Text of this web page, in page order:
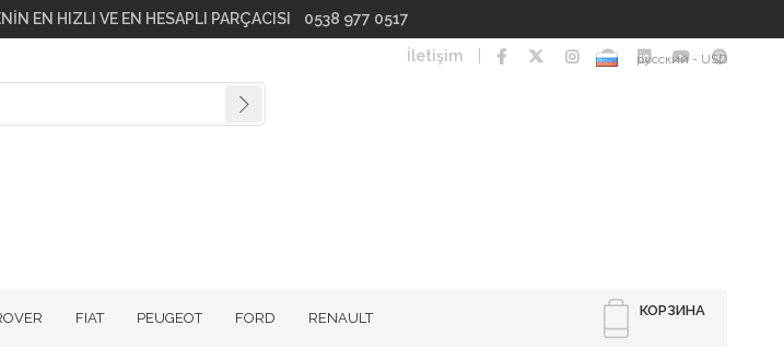
HIZLI VE EN HESAPLI PARÇACISI 0538 977 0517
İletişim русский - USD
КОРЗИНА
FIAT PEUGEOT FORD RENAULT